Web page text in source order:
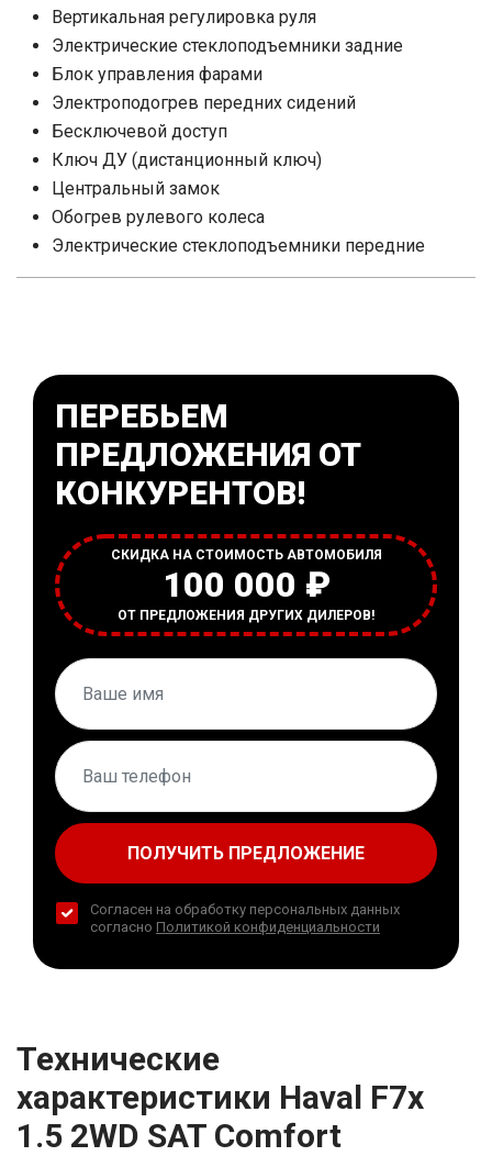
Вертикальная регулировка руля
Электрические стеклоподъемники задние
Блок управления фарами
Электроподогрев передних сидений
Бесключевой доступ
Ключ ДУ (дистанционный ключ)
Центральный замок
Обогрев рулевого колеса
Электрические стеклоподъемники передние
ПЕРЕБЬЕМ
ПРЕДЛОЖЕНИЯ ОТ
КОНКУРЕНТОВ!
СКИДКА НА СТОИМОСТЬ АВТОМОБИЛЯ
100 000 ₽
ОТ ПРЕДЛОЖЕНИЯ ДРУГИХ ДИЛЕРОВ!
ПОЛУЧИТЬ ПРЕДЛОЖЕНИЕ
Согласен на обработку персональных данных
согласно Политикой конфиденциальности
Технические
характеристики Haval F7x
1.5 2WD SAT Comfort